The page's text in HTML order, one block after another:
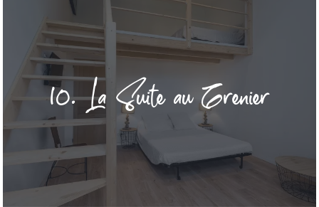
10. La Suite au Grenier